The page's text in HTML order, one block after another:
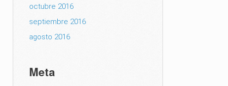
octubre 2016
septiembre 2016
agosto 2016
Meta